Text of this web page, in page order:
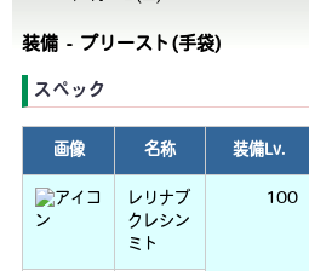
装備 - プリースト(手袋)
スペック
画像 名称 装備Lv.
レリナブ
クレシン
ミト
100